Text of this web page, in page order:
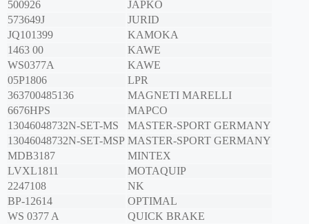
500926
JAPKO
573649J
JURID
JQ101399
KAMOKA
1463 00
KAWE
WS0377A
KAWE
05P1806
LPR
363700485136
MAGNETI MARELLI
6676HPS
MAPCO
13046048732N-SET-MS
MASTER-SPORT GERMANY
13046048732N-SET-MSP MASTER-SPORT GERMANY
MDB3187
MINTEX
LVXL1811
MOTAQUIP
2247108
NK
BP-12614
OPTIMAL
WS 0377 A
QUICK BRAKE